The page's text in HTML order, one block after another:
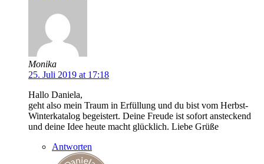
Monika
25. Juli 2019 at 17:18
Hallo Daniela,
geht also mein Traum in Erfüllung und du bist vom Herbst-
Winterkatalog begeistert. Deine Freude ist sofort ansteckend
und deine Idee heute macht glücklich. Liebe Grüße
Antworten